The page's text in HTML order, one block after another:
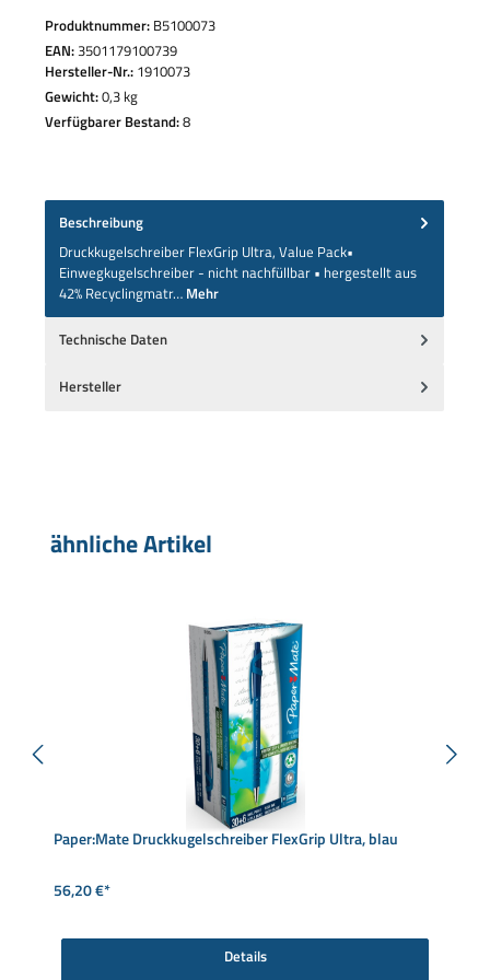
Produktnummer: B5100073
EAN:3501179100739
Hersteller-Nr.: 1910073
Gewicht:0,3 kg
Verfügbarer Bestand:8
Beschreibung
Druckkugelschreiber FlexGrip Ultra, Value Pack•
Einwegkugelschreiber - nicht nachfüllbar • hergestellt aus
42% Recyclingmatr… Mehr
Technische Daten
Hersteller
Produktgalerie überspringen
ähnliche Artikel
Paper:Mate Druckkugelschreiber FlexGrip Ultra, blau
56,20 €*
Details